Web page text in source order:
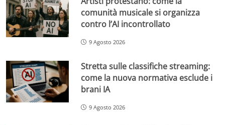
comunità musicale si organizza
contro l’AI incontrollato
9 Agosto 2026
Stretta sulle classifiche streaming:
come la nuova normativa esclude i
brani IA
9 Agosto 2026